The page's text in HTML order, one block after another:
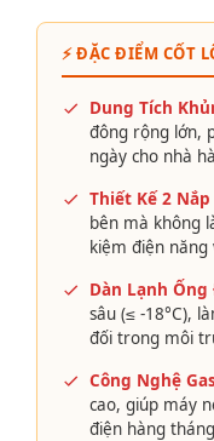
⚡ ĐẶC ĐIỂM CỐT
Dung Tích
đông rộng lớn,
ngày cho nhà
Thiết Kế 2
bên mà không
kiệm điện
Dàn Lạnh Ống
sâu (≤ -18°C),
đối trong môi
Công Nghệ
cao, giúp máy
điện hàng